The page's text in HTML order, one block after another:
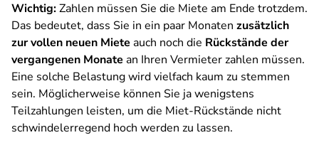
Wichtig:Zahlen müssen Sie die Miete am Ende trotzdem.
Das bedeutet, dass Sie in ein paar Monaten zusätzlich
zur vollen neuen Miete auch noch die Rückstände der
vergangenen Monate an Ihren Vermieter zahlen müssen.
Eine solche Belastung wird vielfach kaum zu stemmen
sein. Möglicherweise können Sie ja wenigstens
Teilzahlungen leisten, um die Miet-Rückstände nicht
schwindelerregend hoch werden zu lassen.